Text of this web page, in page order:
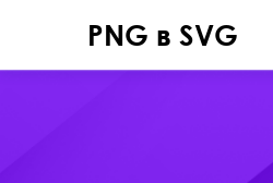
PNG в SVG